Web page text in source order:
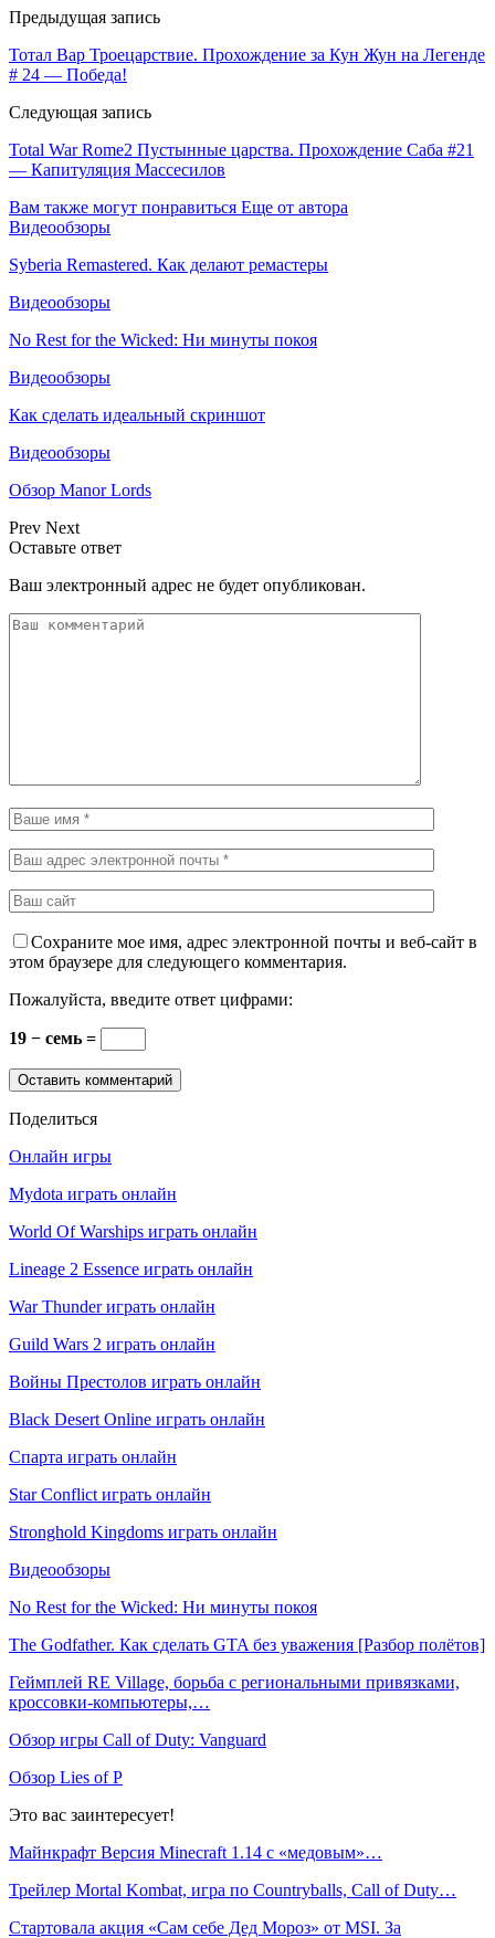
Предыдущая запись
Тотал Вар Троецарствие. Прохождение за Кун Жун на Легенде
# 24 — Победа!
Следующая запись
Total War Rome2 Пустынные царства. Прохождение Саба #21
— Капитуляция Массесилов
Вам также могут понравиться Еще от автора
Видеообзоры
Syberia Remastered. Как делают ремастеры
Видеообзоры
No Rest for the Wicked: Ни минуты покоя
Видеообзоры
Как сделать идеальный скриншот
Видеообзоры
Обзор Manor Lords
Prev Next
Оставьте ответ
Ваш электронный адрес не будет опубликован.
Сохраните мое имя, адрес электронной почты и веб-сайт в
этом браузере для следующего комментария.
Пожалуйста, введите ответ цифрами:
19 − семь =
Поделиться
Онлайн игры
Mydota играть онлайн
World Of Warships играть онлайн
Lineage 2 Essence играть онлайн
War Thunder играть онлайн
Guild Wars 2 играть онлайн
Войны Престолов играть онлайн
Black Desert Online играть онлайн
Спарта играть онлайн
Star Conflict играть онлайн
Stronghold Kingdoms играть онлайн
Видеообзоры
No Rest for the Wicked: Ни минуты покоя
The Godfather. Как сделать GTA без уважения [Разбор полётов]
Геймплей RE Village, борьба с региональными привязками,
кроссовки-компьютеры,…
Обзор игры Call of Duty: Vanguard
Обзор Lies of P
Это вас заинтересует!
Майнкрафт Версия Minecraft 1.14 с «медовым»…
Трейлер Mortal Kombat, игра по Countryballs, Call of Duty…
Стартовала акция «Сам себе Дед Мороз» от MSI. За